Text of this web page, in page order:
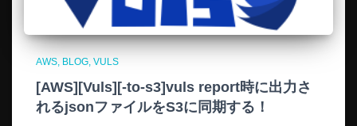
AWS BLOG VULS
[AWS][Vuls][-to-s3]vuls report時に出力さ
れるjsonファイルをS3に同期する！